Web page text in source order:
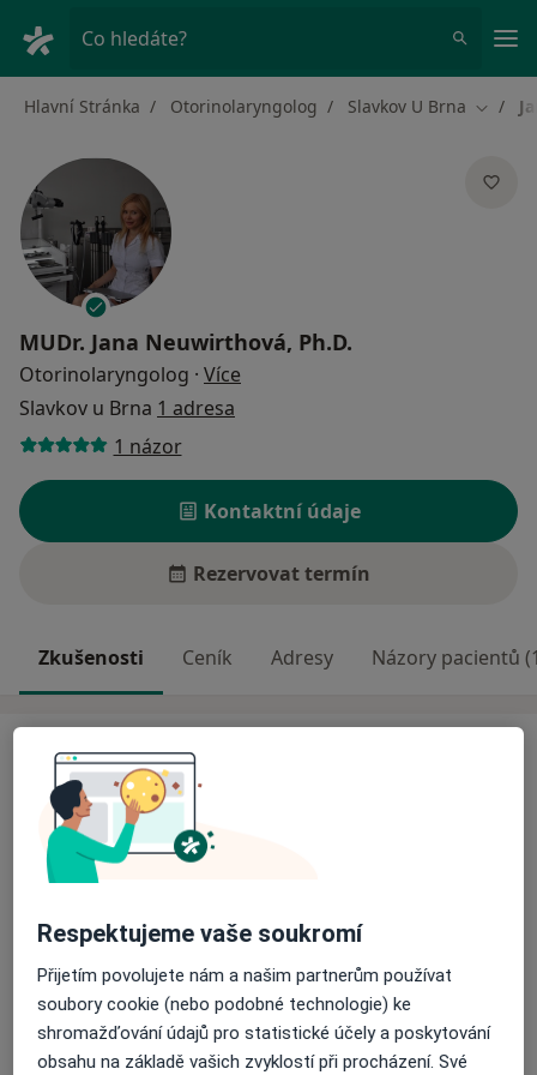
Co hledáte?
Hlavní Stránka Otorinolaryngolog Slavkov U Brna Změna
MUDr. Jana Neuwirthová, Ph.D.
Otorinolaryngolog · Více
Slavkov u Brna 1 adresa
1 názor
Kontaktní údaje
Rezervovat termín
Zkušenosti Ceník Adresy Názory pacientů
Zkušenosti
Informace o ordinaci:
www.orlslavkov.cz.
Vzdělání lékaře:
univerzity v Brně
krku
2013 certifikát a licence poradce ve sportovní medicíně
2015 atestace klinická výživa a intenzivní metabolická
VíceO mně
Odborník na:
Otorinolaryngologie
Respektujeme vaše soukromí
Přijetím povolujete nám a našim partnerům používat
soubory cookie (nebo podobné technologie) ke
shromažďování údajů pro statistické účely a poskytování
obsahu na základě vašich zvyklostí při procházení. Své